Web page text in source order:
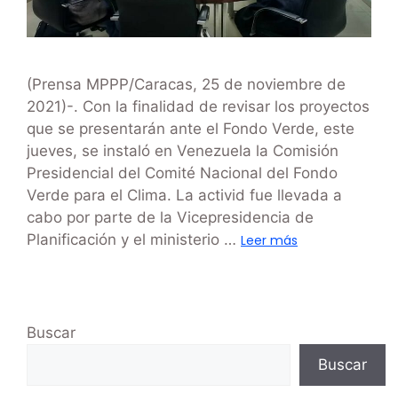
(Prensa MPPP/Caracas, 25 de noviembre de
2021)-. Con la finalidad de revisar los proyectos
que se presentarán ante el Fondo Verde, este
jueves, se instaló en Venezuela la Comisión
Presidencial del Comité Nacional del Fondo
Verde para el Clima. La activid fue llevada a
cabo por parte de la Vicepresidencia de
Planificación y el ministerio … Leer más
Buscar
Buscar